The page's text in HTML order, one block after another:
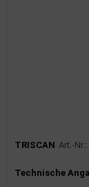
TRISCAN Art.-
Technische